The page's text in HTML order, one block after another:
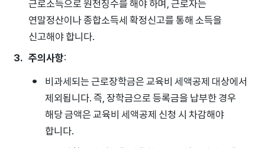
근로소득으로 원천징수를 해야 하며, 근로자는
연말정산이나 종합소득세 확정신고를 통해 소득을
신고해야 합니다.
주의사항:
비과세되는 근로장학금은 교육비 세액공제 대상에서
제외됩니다. 즉, 장학금으로 등록금을 납부한 경우
해당 금액은 교육비 세액공제 신청 시 차감해야
합니다.